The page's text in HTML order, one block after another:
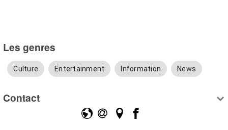
Les genres
Culture Entertainment Information News
Contact